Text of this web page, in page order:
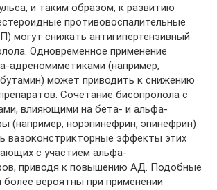
и таким образом, к развитию
противовоспалительные
могут снижать антигипертензивный
Одновременное применение
адреномиметиками (например,
может приводить к снижению
Сочетание бисопролола с
влияющими на бета- и альфа-
(например, норэпинефрин, эпинефрин)
вазоконстрикторные эффекты этих
с участием альфа-
приводя к повышению АД. Подобные
вероятны при применении